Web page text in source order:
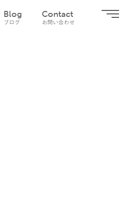
Blog
ブログ
Contact
お問い合わせ